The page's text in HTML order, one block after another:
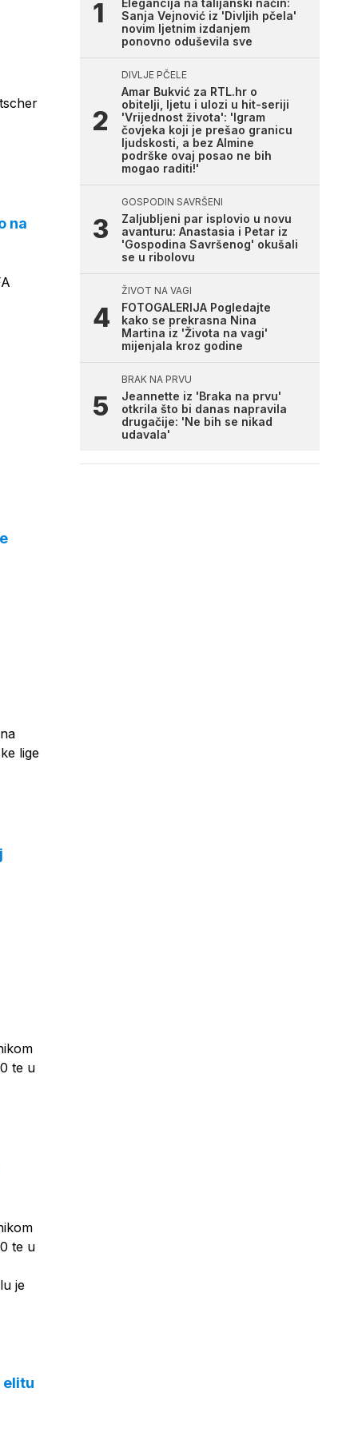
na
lige
te u
te u
je
elitu
Elegancija na talijanski način:
Sanja Vejnović iz 'Divljih pčela'
novim ljetnim izdanjem
ponovno oduševila sve
DIVLJE PČELE
Amar Bukvić za RTL.hr o
obitelji, ljetu i ulozi u hit-seriji
'Vrijednost života': 'Igram
čovjeka koji je prešao granicu
ljudskosti, a bez Almine
podrške ovaj posao ne bih
mogao raditi!'
GOSPODIN SAVRŠENI
Zaljubljeni par isplovio u novu
avanturu: Anastasia i Petar iz
'Gospodina Savršenog' okušali
se u ribolovu
ŽIVOT NA VAGI
FOTOGALERIJA Pogledajte
kako se prekrasna Nina
Martina iz 'Života na vagi'
mijenjala kroz godine
BRAK NA PRVU
Jeannette iz 'Braka na prvu'
otkrila što bi danas napravila
drugačije: 'Ne bih se nikad
udavala'